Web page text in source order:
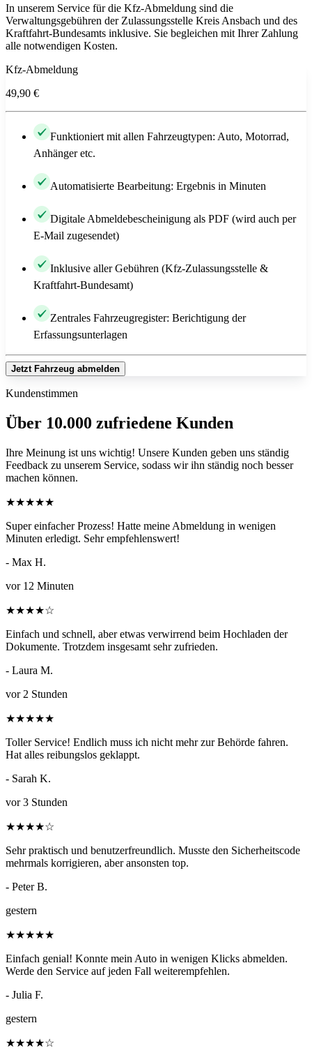
In unserem Service für die Kfz-Abmeldung sind die
Verwaltungsgebühren der Zulassungsstelle Kreis Ansbach und des
Kraftfahrt-Bundesamts inklusive. Sie begleichen mit Ihrer Zahlung
alle notwendigen Kosten.
Kfz-Abmeldung
49,90 €
Funktioniert mit allen Fahrzeugtypen: Auto, Motorrad,
Anhänger etc.
Automatisierte Bearbeitung: Ergebnis in Minuten
Digitale Abmeldebescheinigung als PDF (wird auch per
E-Mail zugesendet)
Inklusive aller Gebühren (Kfz-Zulassungsstelle &
Kraftfahrt-Bundesamt)
Zentrales Fahrzeugregister: Berichtigung der
Erfassungsunterlagen
Jetzt Fahrzeug abmelden
Kundenstimmen
Über 10.000 zufriedene Kunden
Ihre Meinung ist uns wichtig! Unsere Kunden geben uns ständig
Feedback zu unserem Service, sodass wir ihn ständig noch besser
machen können.
★★★★★
Super einfacher Prozess! Hatte meine Abmeldung in wenigen
Minuten erledigt. Sehr empfehlenswert!
- Max H.
vor 12 Minuten
★★★★☆
Einfach und schnell, aber etwas verwirrend beim Hochladen der
Dokumente. Trotzdem insgesamt sehr zufrieden.
- Laura M.
vor 2 Stunden
★★★★★
Toller Service! Endlich muss ich nicht mehr zur Behörde fahren.
Hat alles reibungslos geklappt.
- Sarah K.
vor 3 Stunden
★★★★☆
Sehr praktisch und benutzerfreundlich. Musste den Sicherheitscode
mehrmals korrigieren, aber ansonsten top.
- Peter B.
gestern
★★★★★
Einfach genial! Konnte mein Auto in wenigen Klicks abmelden.
Werde den Service auf jeden Fall weiterempfehlen.
- Julia F.
gestern
★★★★☆